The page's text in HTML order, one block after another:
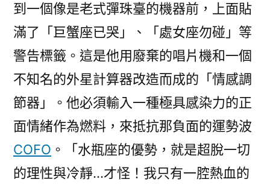
到一個像是老式彈珠臺的機器前，上面貼
滿了「巨蟹座已哭」、「處女座勿碰」等
警告標籤。這是他用廢棄的唱片機和一個
不知名的外星計算器改造而成的「情感調
節器」。他必須輸入一種極具感染力的正
面情緒作為燃料，來抵抗那負面的運勢波
COFO 。「水瓶座的優勢，就是超脫一切
的理性與冷靜…才怪！我只有一腔熱血的